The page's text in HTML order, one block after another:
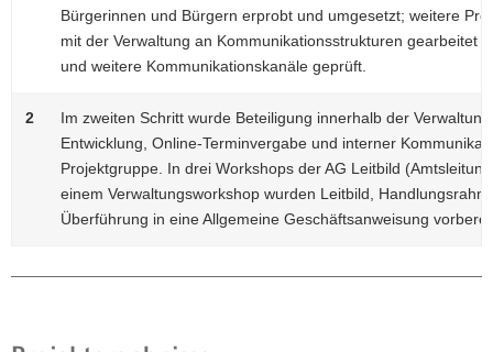
Bürgerinnen und Bürgern erprobt und umgesetzt; weitere
mit der Verwaltung an Kommunikationsstrukturen gearbeitet
und weitere Kommunikationskanäle geprüft.
2
Im zweiten Schritt wurde Beteiligung innerhalb der
Entwicklung, Online-Terminvergabe und interner
Projektgruppe. In drei Workshops der AG Leitbild
einem Verwaltungsworkshop wurden Leitbild,
Überführung in eine Allgemeine Geschäftsanweisung